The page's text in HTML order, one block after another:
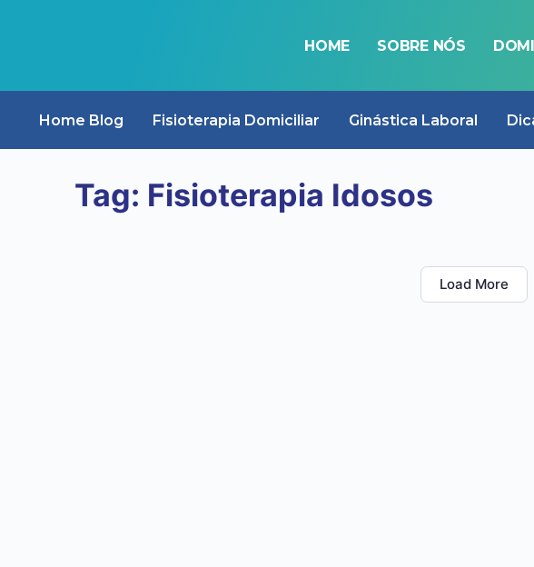
HOME SOBRE NÓS
BLOG
Home Blog Fisioterapia Domiciliar Ginástica Laboral
Tag: Fisioterapia Idosos
Load More